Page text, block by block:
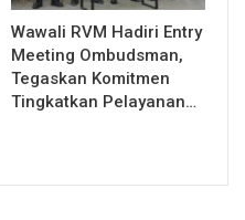
Wawali RVM Hadiri Entry
Meeting Ombudsman,
Tegaskan Komitmen
Tingkatkan Pelayanan…